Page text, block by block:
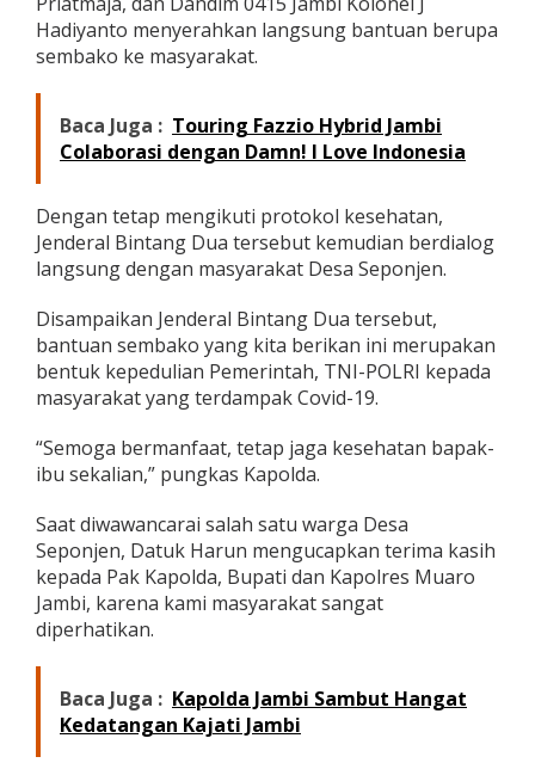
K
a
p
a
J
b
i
B
e
r
i
k
a
n
t
u
a
n
a
k
e
m
b
Hadiyanto menyerahkan langsung bantuan berupa
sembako ke masyarakat.
Baca Juga : Touring Fazzio Hybrid Jambi
Colaborasi dengan Damn! I Love Indonesia
Dengan tetap mengikuti protokol kesehatan,
Jenderal Bintang Dua tersebut kemudian berdialog
langsung dengan masyarakat Desa Seponjen.
Disampaikan Jenderal Bintang Dua tersebut,
bantuan sembako yang kita berikan ini merupakan
bentuk kepedulian Pemerintah, TNI-POLRI kepada
masyarakat yang terdampak Covid-19.
“Semoga bermanfaat, tetap jaga kesehatan bapak-
ibu sekalian,” pungkas Kapolda.
Saat diwawancarai salah satu warga Desa
Seponjen, Datuk Harun mengucapkan terima kasih
kepada Pak Kapolda, Bupati dan Kapolres Muaro
Jambi, karena kami masyarakat sangat
diperhatikan.
Baca Juga : Kapolda Jambi Sambut Hangat
Kedatangan Kajati Jambi